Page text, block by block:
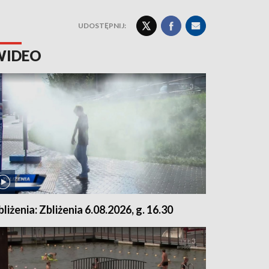
UDOSTĘPNIJ:
Zbliżenia 6.08.2026, g. 16.30